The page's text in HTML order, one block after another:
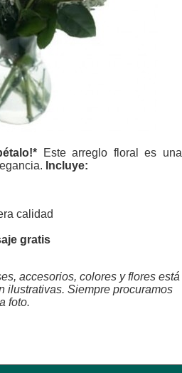
Este arreglo floral es una
Incluye:
calidad
gratis
accesorios, colores y flores está
ilustrativas. Siempre procuramos
foto.